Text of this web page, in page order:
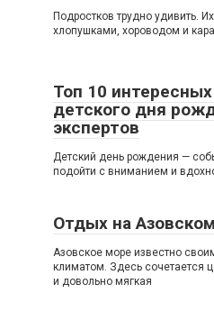
Подростков трудно удивить.
хлопушками, хороводом и
Топ 10
детского дня
экспертов
Детский день рождения —
подойти с вниманием и
Отдых на
Азовское море известно
климатом. Здесь сочетается
и довольно мягкая